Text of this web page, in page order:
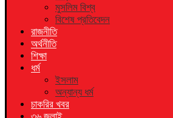
মুসলিম বিশ্ব
বিশেষ প্রতিবেদন
রাজনীতি
অর্থনীতি
শিক্ষা
ধর্ম
ইসলাম
অন্যান্য ধর্ম
চাকরির খবর